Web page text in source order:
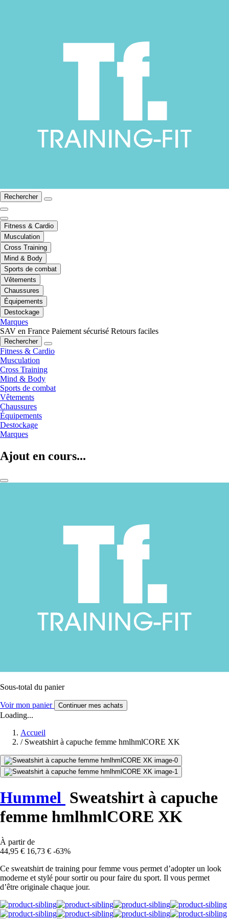
Rechercher
Fitness & Cardio
Musculation
Cross Training
Mind & Body
Sports de combat
Vêtements
Chaussures
Équipements
Destockage
Marques
SAV en France Paiement sécurisé Retours faciles
Rechercher
Fitness & Cardio
Musculation
Cross Training
Mind & Body
Sports de combat
Vêtements
Chaussures
Équipements
Destockage
Marques
Ajout en cours...
Sous-total du panier
Voir mon panier Continuer mes achats
Loading...
Accueil
/ Sweatshirt à capuche femme hmlhmlCORE XK
Hummel Sweatshirt à capuche
femme hmlhmlCORE XK
À partir de
44,95 € 16,73 € -63%
Ce sweatshirt de training pour femme vous permet d’adopter un look
moderne et stylé pour sortir ou pour faire du sport. Il vous permet
d’être originale chaque jour.